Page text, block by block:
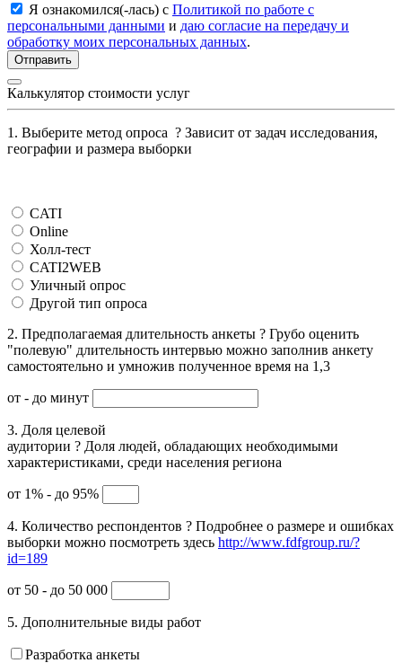
Я ознакомился(-лась) с Политикой по работе с
персональными данными и даю согласие на передачу и
обработку моих персональных данных.
Калькулятор стоимости услуг
1. Выберите метод опроса ? Зависит от задач исследования,
географии и размера выборки
CATI
Online
Холл-тест
CATI2WEB
Уличный опрос
Другой тип опроса
2. Предполагаемая длительность анкеты ? Грубо оценить
"полевую" длительность интервью можно заполнив анкету
самостоятельно и умножив полученное время на 1,3
от - до минут
3. Доля целевой
аудитории ? Доля людей, обладающих необходимыми
характеристиками, среди населения региона
от 1% - до 95%
4. Количество респондентов ? Подробнее о размере и ошибках
выборки можно посмотреть здесь http://www.fdfgroup.ru/?
id=189
от 50 - до 50 000
5. Дополнительные виды работ
Разработка анкеты